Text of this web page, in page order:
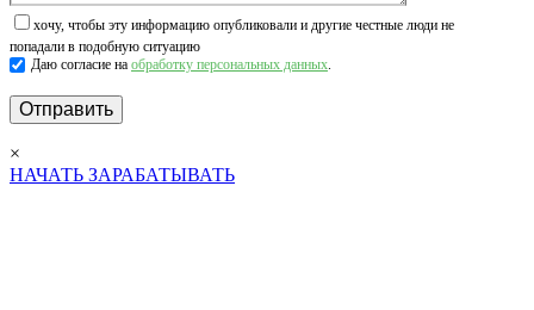
хочу, чтобы эту информацию опубликовали и другие честные люди не
попадали в подобную ситуацию
Даю согласие на обработку персональных данных.
×
НАЧАТЬ ЗАРАБАТЫВАТЬ